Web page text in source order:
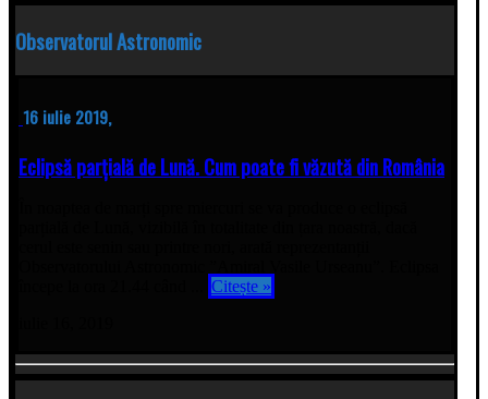
Observatorul Astronomic
16 iulie 2019,
Eclipsă parțială de Lună. Cum poate fi văzută din România
Citește »